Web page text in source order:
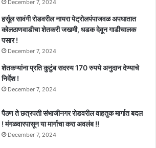
December 7, 2024
हर्सूल सावंगी रोडवरील नायरा पेट्रोलपंपाजवळ अपघातात
कोलठाणवाडीचा शेतकरी जखमी, धडक देवून गाडीचालक
पसार !
December 7, 2024
शेतकऱ्यांना प्रति कुटुंब सदस्य 170 रुपये अनुदान देण्याचे
निर्देश !
December 7, 2024
पैठण ते छत्रपती संभाजीनगर रोडवरील वाहतुक मार्गात बदल
! मंगळवारपासून या मार्गाचा करा अवलंब !!
December 7, 2024